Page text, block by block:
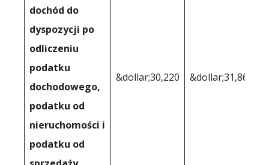
dochód do
dyspozycji po
odliczeniu
podatku
dochodowego,
podatku od
nieruchomości i
podatku od
&dollar;30,220 &dollar;31,864